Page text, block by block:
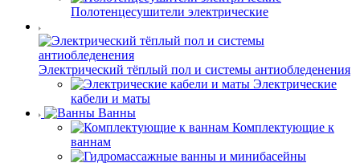
Полотенцесушители электрические
Электрический тёплый пол и системы антиобледенения
Электрические
кабели и маты
Ванны
Комплектующие к
ваннам